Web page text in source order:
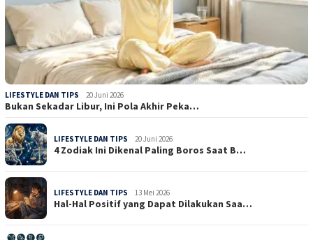
LIFESTYLE DAN TIPS 20 Juni 2026
Bukan Sekadar Libur, Ini Pola Akhir Peka…
LIFESTYLE DAN TIPS 20 Juni 2026
4 Zodiak Ini Dikenal Paling Boros Saat B…
LIFESTYLE DAN TIPS 13 Mei 2026
Hal-Hal Positif yang Dapat Dilakukan Saa…